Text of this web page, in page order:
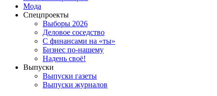
Мода
Спецпроекты
Выборы 2026
Деловое соседство
С финансами на «ты»
Бизнес по-нашему
Надень своё!
Выпуски
Выпуски газеты
Выпуски журналов